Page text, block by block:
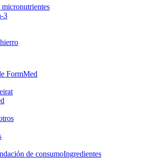
3
FormMed
de consumoIngredientes